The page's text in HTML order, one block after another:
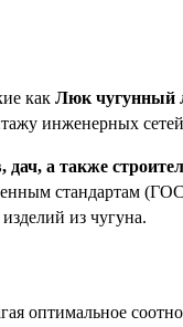
как Люк чугунный
инженерных
дач, а также
стандартам
из чугуна.
оптимальное